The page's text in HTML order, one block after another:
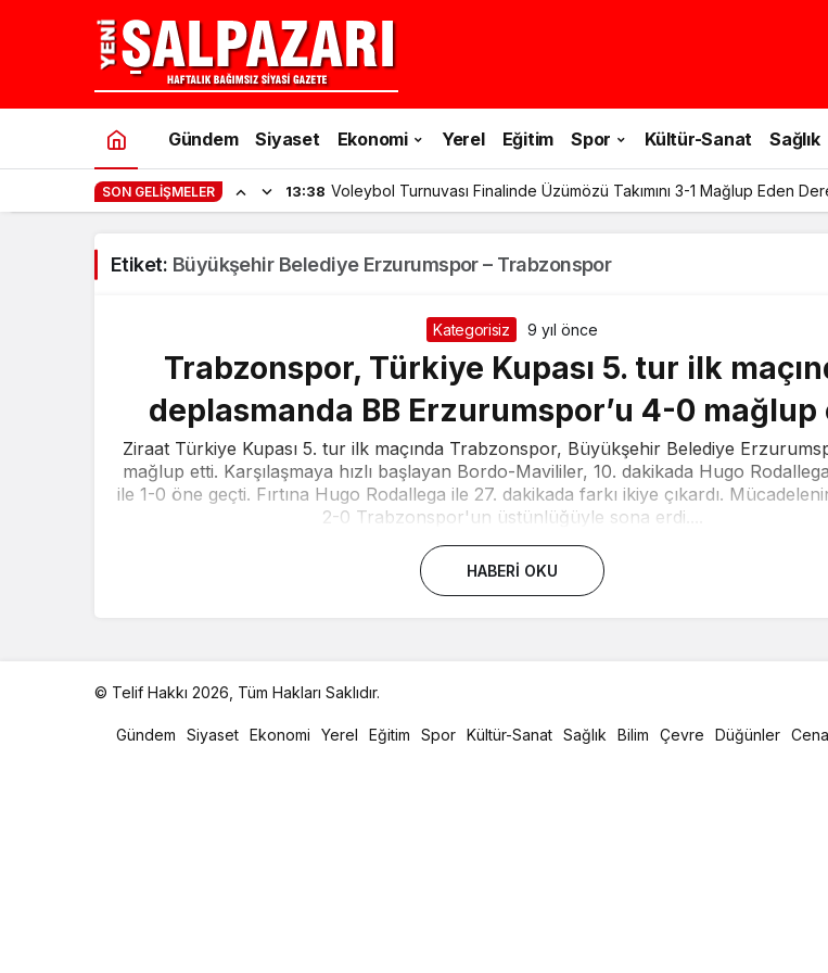
Gündem Siyaset Ekonomi Yerel Eğitim Spor Kültür-Sanat Sağlık
SON GELIŞMELER 13:38 Voleybol Turnuvası Finalinde Üzümözü Takımını 3-1 Mağlup Eden
Etiket: Büyükşehir Belediye Erzurumspor – Trabzonspor
Kategorisiz 9 yıl önce
Trabzonspor, Türkiye Kupası 5. tur ilk
deplasmanda BB Erzurumspor’u 4-0
Ziraat Türkiye Kupası 5. tur ilk maçında Trabzonspor, Büyükşehir Belediye
mağlup etti. Karşılaşmaya hızlı başlayan Bordo-Mavililer, 10. dakikada Hugo
ile 1-0 öne geçti. Fırtına Hugo Rodallega ile 27. dakikada farkı ikiye çıkardı.
2-0 Trabzonspor'un üstünlüğüyle sona erdi....
HABERI OKU
© Telif Hakkı 2026, Tüm Hakları Saklıdır.
otoGündem Siyaset Ekonomi Yerel Eğitim Spor Kültür-Sanat Sağlık Bilim Çevre Düğünler